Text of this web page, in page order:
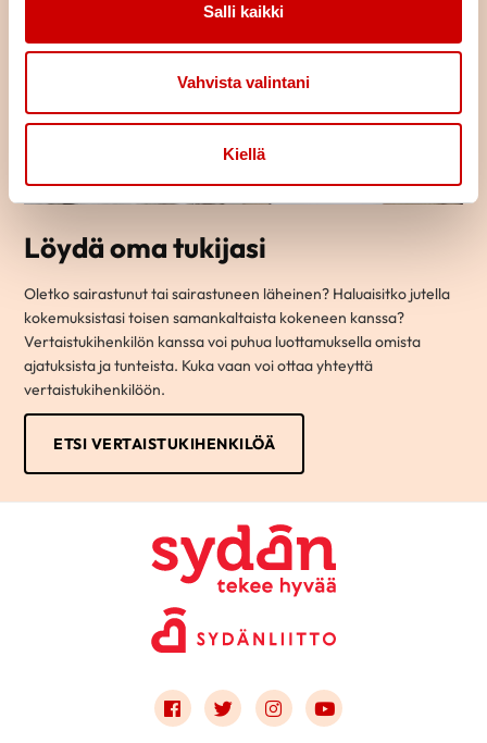
Salli kaikki
Vahvista valintani
Kiellä
Löydä oma tukijasi
Oletko sairastunut tai sairastuneen läheinen? Haluaisitko jutella
kokemuksistasi toisen samankaltaista kokeneen kanssa?
Vertaistukihenkilön kanssa voi puhua luottamuksella omista
ajatuksista ja tunteista. Kuka vaan voi ottaa yhteyttä
vertaistukihenkilöön.
ETSI VERTAISTUKIHENKILÖÄ
Link to facebook
Link to twitter
Link to instagram
Link to youtube